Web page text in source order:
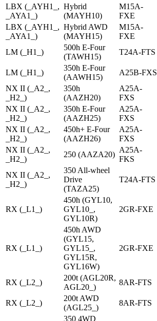
LBX (_AYH1_,
_AYA1_)
Hybrid
(MAYH10)
M15A-
FXE
LBX (_AYH1_,
_AYA1_)
Hybrid AWD
(MAYH15)
M15A-
FXE
LM (_H1_)
500h E-Four
(TAWH15)
T24A-FTS
LM (_H1_)
350h E-Four
(AAWH15)
A25B-FXS
NX II (_A2_,
_H2_)
350h
(AAZH20)
A25A-
FXS
NX II (_A2_,
_H2_)
350h E-Four
(AAZH25)
A25A-
FXS
NX II (_A2_,
_H2_)
450h+ E-Four
(AAZH26)
A25A-
FXS
NX II (_A2_,
_H2_)
250 (AAZA20)
A25A-
FKS
NX II (_A2_,
_H2_)
350 All-wheel
Drive
(TAZA25)
T24A-FTS
RX (_L1_)
450h (GYL10,
GYL10_,
GYL10R)
2GR-FXE
RX (_L1_)
450h AWD
(GYL15,
GYL15_,
GYL15R,
GYL16W)
2GR-FXE
RX (_L2_)
200t (AGL20R,
AGL20_)
8AR-FTS
RX (_L2_)
200t AWD
(AGL25_)
8AR-FTS
350 4WD